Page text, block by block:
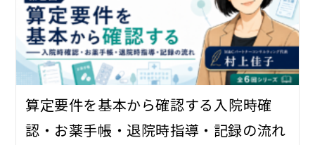
算定要件を基本から確認する――入院時確
認・お薬手帳・退院時指導・記録の流れ